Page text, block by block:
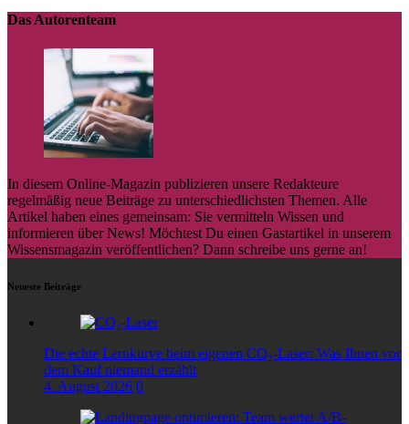
Das Autorenteam
In diesem Online-Magazin publizieren unsere Redakteure
regelmäßig neue Beiträge zu unterschiedlichsten Themen. Alle
Artikel haben eines gemeinsam: Sie vermitteln Wissen und
informieren über News! Möchtest Du einen Gastartikel in unserem
Wissensmagazin veröffentlichen? Dann schreibe uns gerne an!
Neueste Beiträge
Die echte Lernkurve beim eigenen CO₂-Laser: Was Ihnen vor
dem Kauf niemand erzählt
4. August 2026 0